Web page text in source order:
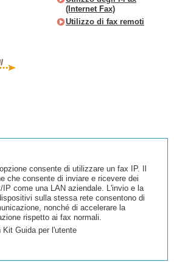
(Internet Fax)
Utilizzo di fax remoti
consente di utilizzare un fax IP. Il
che consente di inviare e ricevere dei
come una LAN aziendale. L'invio e la
sulla stessa rete consentono di
nonché di accelerare la
rispetto ai fax normali.
Kit Guida per l'utente